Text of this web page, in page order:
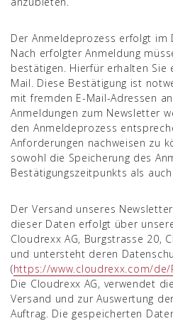
Der Anmeldeprozess erfolgt im
Nach erfolgter Anmeldung
bestätigen. Hierfür erhalten Sie
Mail. Diese Bestätigung ist
mit fremden E-Mail-Adressen
Anmeldungen zum Newsletter
den Anmeldeprozess
Anforderungen nachweisen zu
sowohl die Speicherung des
Bestätigungszeitpunkts als
Der Versand unseres
dieser Daten erfolgt über
Cloudrexx AG, Burgstrasse 20,
und untersteht deren
(https://www.cloudrexx.com/
Die Cloudrexx AG, verwendet
Versand und zur Auswertung
Auftrag. Die gespeicherten